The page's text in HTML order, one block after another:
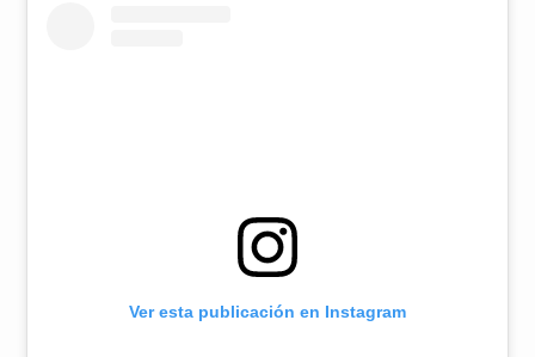
Ver esta publicación en Instagram